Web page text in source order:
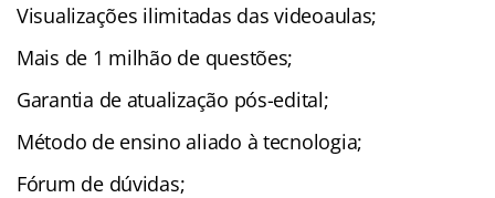
Visualizações ilimitadas das videoaulas;
Mais de 1 milhão de questões;
Garantia de atualização pós-edital;
Método de ensino aliado à tecnologia;
Fórum de dúvidas;